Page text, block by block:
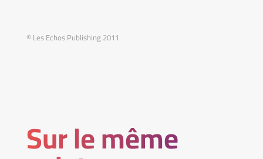
© Les Echos Publishing 2011
Sur le même